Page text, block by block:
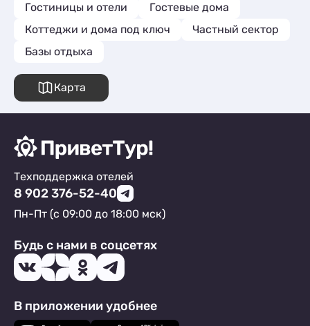
Гостиницы и отели
Гостевые дома
Коттеджи и дома под ключ
Частный сектор
Базы отдыха
Карта
Техподдержка отелей
8 902 376-52-40
Пн-Пт (с 09:00 до 18:00 мск)
Будь с нами в соцсетях
В приложении удобнее